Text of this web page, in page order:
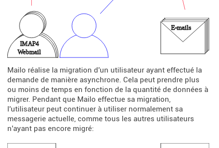
Mailo réalise la migration d'un utilisateur ayant effectué la
demande de manière asynchrone. Cela peut prendre plus
ou moins de temps en fonction de la quantité de données à
migrer. Pendant que Mailo effectue sa migration,
l'utilisateur peut continuer à utiliser normalement sa
messagerie actuelle, comme tous les autres utilisateurs
n'ayant pas encore migré: